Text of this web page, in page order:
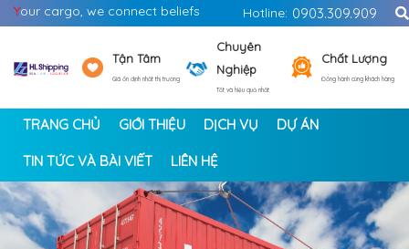
Your cargo, we connect beliefs Hotline: 0903.309.909
Tận Tâm
Giá ổn định nhất thị trường
Chuyên
Nghiệp
Tốt và hiệu quả nhất
Chất Lượng
Đồng hành cùng khách hàng
TRANG CHỦ GIỚI THIỆU DỊCH VỤ DỰ ÁN
TIN TỨC VÀ BÀI VIẾT LIÊN HỆ